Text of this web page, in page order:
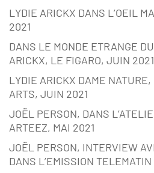
LYDIE ARICKX DANS L’OEIL
2021
DANS LE MONDE ETRANGE
ARICKX, LE FIGARO, JUIN 2021
LYDIE ARICKX DAME
ARTS, JUIN 2021
JOËL PERSON, DANS
ARTEEZ, MAI 2021
JOËL PERSON, INTERVIEW
DANS L’EMISSION TELEMATIN